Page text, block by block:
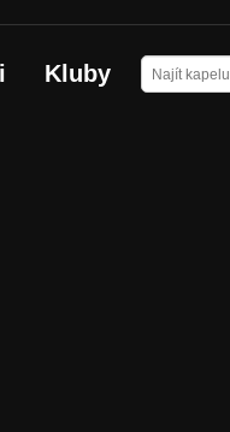
Kluby